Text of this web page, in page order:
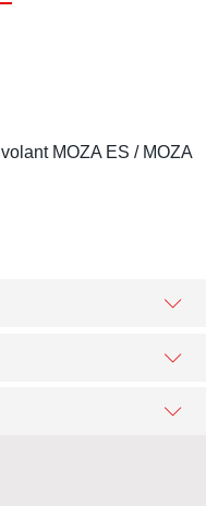
volant MOZA ES / MOZA